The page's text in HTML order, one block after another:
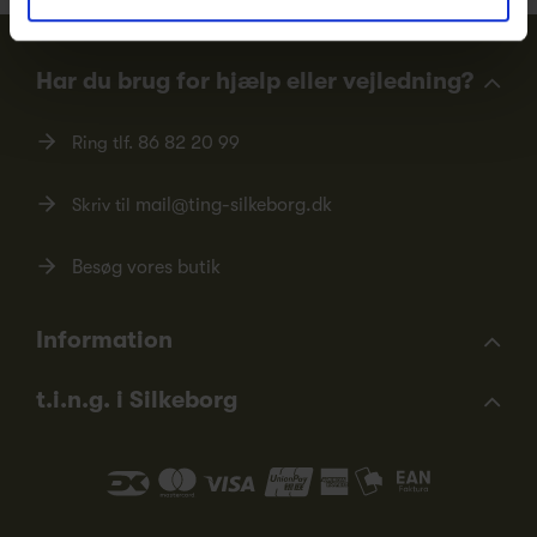
Har du brug for hjælp eller vejledning?
Ring tlf. 86 82 20 99
Skriv til mail@ting-silkeborg.dk
Besøg vores butik
Information
t.i.n.g. i Silkeborg